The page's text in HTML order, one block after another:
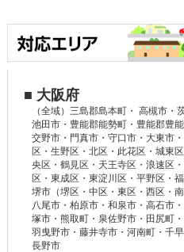
■ 大阪府
（全域）三島郡島本町・ 高槻市・
池田市・豊能郡能勢町・豊能郡豊
交野市・門真市・守口市・大東市
区・生野区・北区・此花区・城東
央区・鶴見区・天王寺区・浪速区
区・東成区・東淀川区・平野区・
堺市（堺区・中区・東区・西区・
八尾市・柏原市・和泉市・高石市
塚市・熊取町・泉佐野市・田尻町
羽曳野市・藤井寺市・河南町・千
長野市